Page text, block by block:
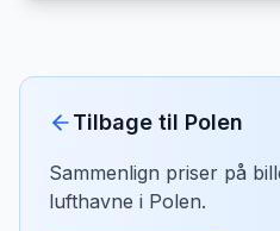
Tilbage til Polen
Sammenlign priser på
lufthavne i Polen.